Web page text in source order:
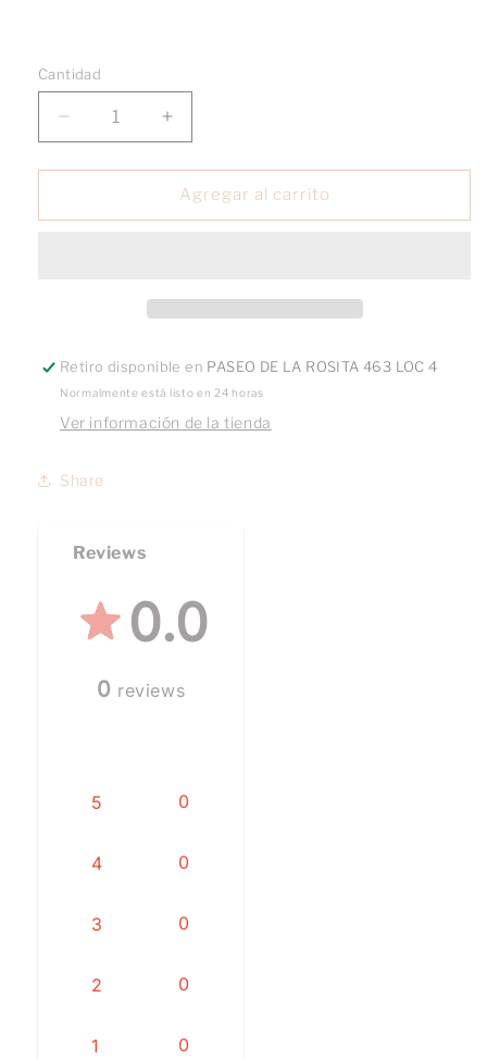
Cantidad
Reducir
cantidad
para
oro
Aumentar
cantidad
para
Astronauta
oro
Agregar al carrito
Retiro disponible en PASEO DE LA ROSITA 463 LOC 4
Normalmente está listo en 24 horas
Ver información de la tienda
Share
Reviews
0.0
0 reviews
5 0
4 0
3 0
2 0
1 0